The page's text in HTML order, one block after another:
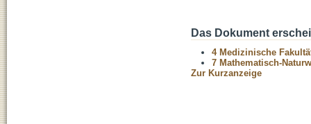
Das Dokument
4 Medizinische
7 Mathematisch-
Zur Kurzanzeige